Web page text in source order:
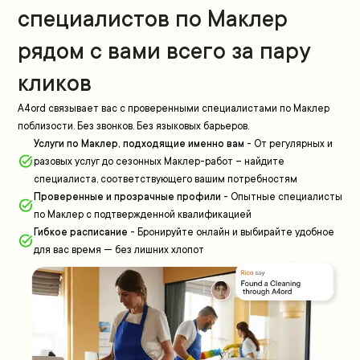
специалистов по Маклер
рядом с вами всего за пару
кликов
A4ord связывает вас с проверенными специалистами по Маклер
поблизости. Без звонков. Без языковых барьеров.
Услуги по Маклер, подходящие именно вам - От регулярных и
разовых услуг до сезонных Маклер-работ – найдите
специалиста, соответствующего вашим потребностям
Проверенные и прозрачные профили - Опытные специалисты
по Маклер с подтвержденной квалификацией
Гибкое расписание - Бронируйте онлайн и выбирайте удобное
для вас время — без лишних хлопот